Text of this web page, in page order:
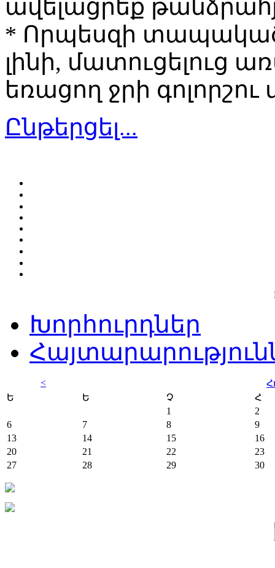
ավելացրեք
* Որպեսզի
լինի, մատուցելուց
եռացող ջրի գոլորշու
Ընթերցել...
Խորհուրդներ
<
Ե
Ե Չ
Հ
1
2
6
7 8
9
13
14 15
16
20
21 22
23
27
28 29 30